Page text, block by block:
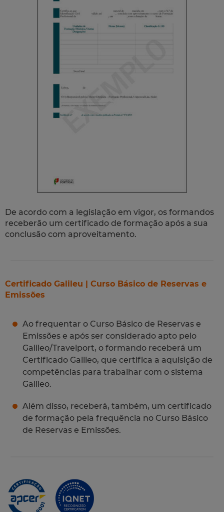
De acordo com a legislação em vigor, os formandos
receberão um certificado de formação após a sua
conclusão com aproveitamento.
Certificado Galileu | Curso Básico de Reservas e
Emissões
Ao frequentar o Curso Básico de Reservas e
Emissões e após ser considerado apto pelo
Galileo/Travelport, o formando receberá um
Certificado Galileo, que certifica a aquisição de
competências para trabalhar com o sistema
Galileo.
Além disso, receberá, também, um certificado
de formação pela frequência no Curso Básico
de Reservas e Emissões.